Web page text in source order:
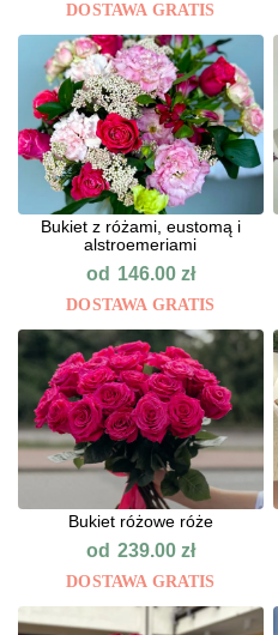
DOSTAWA GRATIS
Bukiet z różami, eustomą i
alstroemeriami
od 146.00 zł
DOSTAWA GRATIS
Bukiet różowe róże
od 239.00 zł
DOSTAWA GRATIS